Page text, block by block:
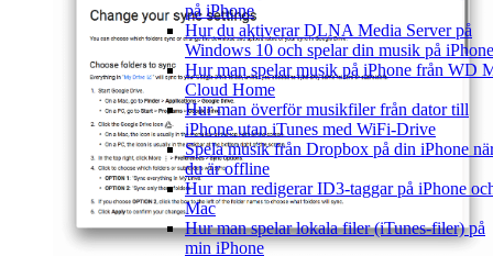
på iPhone
Hur du aktiverar DLNA Media Server på
Windows 10 och spelar din musik på iPhone
Hur man spelar musik på iPhone från WD
Cloud Home
Hur man överför musikfiler från dator till
iPhone utan iTunes med WiFi-Drive
Spela musik från Dropbox på din iPhone
du är offline
Hur man redigerar ID3-taggar på iPhone
Mac
Hur man spelar lokala filer (iTunes-filer) på
min iPhone